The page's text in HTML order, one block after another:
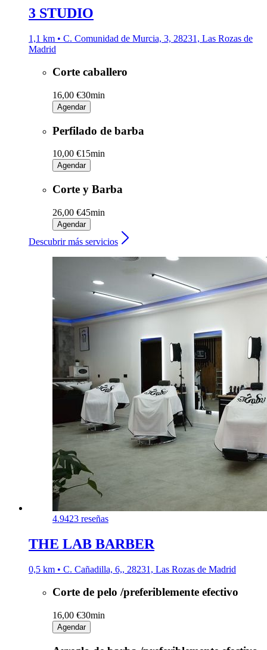
3 STUDIO
1,1 km • C. Comunidad de Murcia, 3, 28231, Las Rozas de
Madrid
Corte caballero
16,00 €30min
Agendar
Perfilado de barba
10,00 €15min
Agendar
Corte y Barba
26,00 €45min
Agendar
Descubrir más servicios
4.9423 reseñas
THE LAB BARBER
0,5 km • C. Cañadilla, 6,, 28231, Las Rozas de Madrid
Corte de pelo /preferiblemente efectivo
16,00 €30min
Agendar